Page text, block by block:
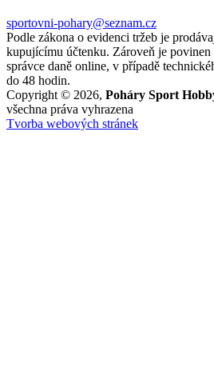
sportovni-pohary@seznam.cz
Podle zákona o evidenci tržeb je
kupujícímu účtenku. Zároveň je
správce daně online, v případě
do 48 hodin.
Copyright © 2026, Poháry Sport
všechna práva vyhrazena
Tvorba webových stránek